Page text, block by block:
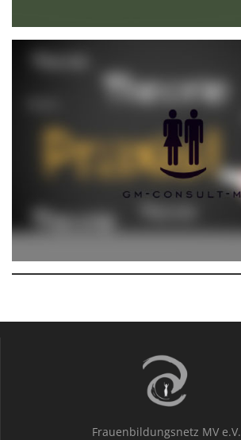
Frauenbildungsnetz MV e.V.